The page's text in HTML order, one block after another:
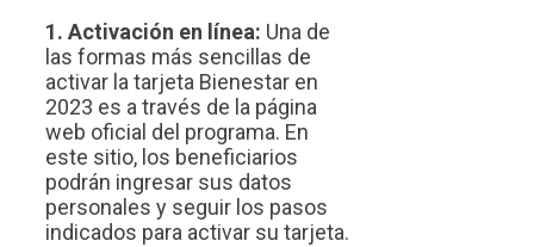
1. Activación en línea: Una de
las formas más sencillas de
activar la tarjeta Bienestar en
2023 es a través de la página
web oficial del programa. En
este sitio, los beneficiarios
podrán ingresar sus datos
personales y seguir los pasos
indicados para activar su tarjeta.